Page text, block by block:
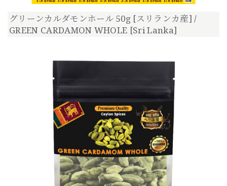
グリーンカルダモンホール 50g [スリランカ産] /
GREEN CARDAMON WHOLE [Sri Lanka]